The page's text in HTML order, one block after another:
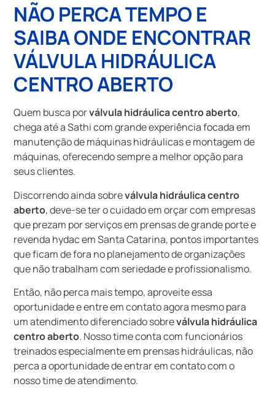
NÃO PERCA TEMPO E
SAIBA ONDE ENCONTRAR
VÁLVULA HIDRÁULICA
CENTRO ABERTO
Quem busca porválvula hidráulica centro aberto,
chega até a Sathi com grande experiência focada em
manutenção de máquinas hidráulicas e montagem de
máquinas, oferecendo sempre a melhor opção para
seus clientes.
Discorrendo ainda sobreválvula hidráulica centro
aberto, deve-se ter o cuidado em orçar com empresas
que prezam por serviços em prensas de grande porte e
revenda hydac em Santa Catarina, pontos importantes
que ficam de fora no planejamento de organizações
que não trabalham com seriedade e profissionalismo.
Então, não perca mais tempo, aproveite essa
oportunidade e entre em contato agora mesmo para
um atendimento diferenciado sobreválvula hidráulica
centro aberto. Nosso time conta com funcionários
treinados especialmente em prensas hidráulicas, não
perca a oportunidade de entrar em contato com o
nosso time de atendimento.